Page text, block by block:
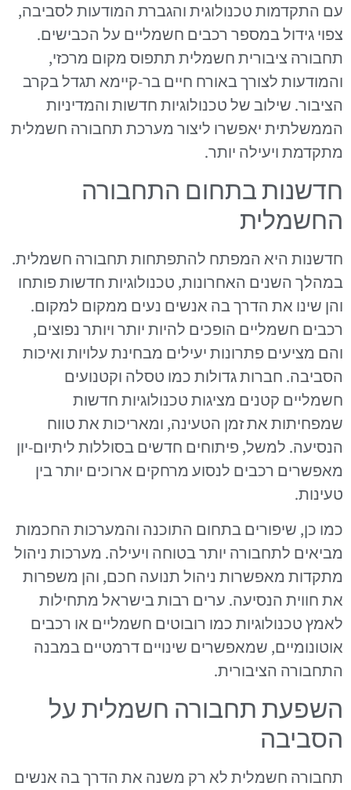
עם התקדמות טכנולוגית והגברת המודעות לסביבה,
צפוי גידול במספר רכבים חשמליים על הכבישים.
תחבורה ציבורית חשמלית תתפוס מקום מרכזי,
והמודעות לצורך באורח חיים בר-קיימא תגדל בקרב
הציבור. שילוב של טכנולוגיות חדשות והמדיניות
הממשלתית יאפשרו ליצור מערכת תחבורה חשמלית
מתקדמת ויעילה יותר.
חדשנות בתחום התחבורה
החשמלית
חדשנות היא המפתח להתפתחות תחבורה חשמלית.
במהלך השנים האחרונות, טכנולוגיות חדשות פותחו
והן שינו את הדרך בה אנשים נעים ממקום למקום.
רכבים חשמליים הופכים להיות יותר ויותר נפוצים,
והם מציעים פתרונות יעילים מבחינת עלויות ואיכות
הסביבה. חברות גדולות כמו טסלה וקטנועים
חשמליים קטנים מציגות טכנולוגיות חדשות
שמפחיתות את זמן הטעינה, ומאריכות את טווח
הנסיעה. למשל, פיתוחים חדשים בסוללות ליתיום-יון
מאפשרים רכבים לנסוע מרחקים ארוכים יותר בין
טעינות.
כמו כן, שיפורים בתחום התוכנה והמערכות החכמות
מביאים לתחבורה יותר בטוחה ויעילה. מערכות ניהול
מתקדות מאפשרות ניהול תנועה חכם, והן משפרות
את חווית הנסיעה. ערים רבות בישראל מתחילות
לאמץ טכנולוגיות כמו רובוטים חשמליים או רכבים
אוטונומיים, שמאפשרים שינויים דרמטיים במבנה
התחבורה הציבורית.
השפעת תחבורה חשמלית על
הסביבה
תחבורה חשמלית לא רק משנה את הדרך בה אנשים